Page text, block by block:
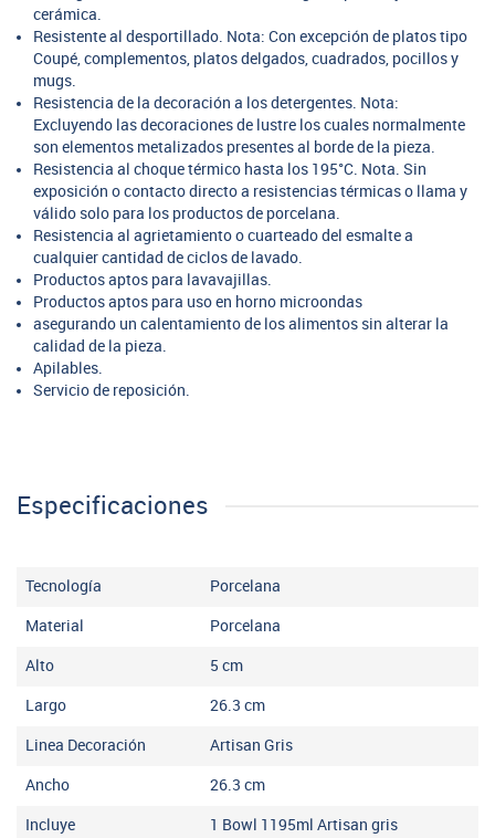
cerámica.
Resistente al desportillado. Nota: Con excepción de platos tipo
Coupé, complementos, platos delgados, cuadrados, pocillos y
mugs.
Resistencia de la decoración a los detergentes. Nota:
Excluyendo las decoraciones de lustre los cuales normalmente
son elementos metalizados presentes al borde de la pieza.
Resistencia al choque térmico hasta los 195°C. Nota. Sin
exposición o contacto directo a resistencias térmicas o llama y
válido solo para los productos de porcelana.
Resistencia al agrietamiento o cuarteado del esmalte a
cualquier cantidad de ciclos de lavado.
Productos aptos para lavavajillas.
Productos aptos para uso en horno microondas
asegurando un calentamiento de los alimentos sin alterar la
calidad de la pieza.
Apilables.
Servicio de reposición.
Especificaciones
Tecnología Porcelana
Material Porcelana
Alto 5 cm
Largo 26.3 cm
Linea Decoración Artisan Gris
Ancho 26.3 cm
Incluye 1 Bowl 1195ml Artisan gris